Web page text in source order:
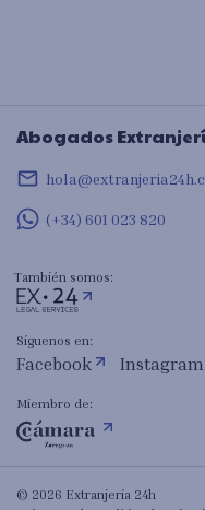
Abogados
mail_outline
(+34) 601 023 820
También somos:
Síguenos en:
Facebook Instagram
Miembro de:
© 2026 Extranjería 24h